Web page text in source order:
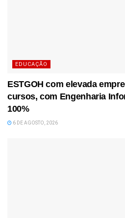
EDUCAÇÃO
ESTGOH com elevada
cursos, com Engenharia
100%
6 DE AGOSTO, 2026